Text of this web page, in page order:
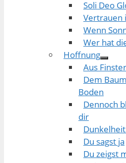
Soli Deo
Vertrauen
Wenn
Wer hat
Hoffnung
Aus
Dem
Boden
Dennoch
dir
Du sagst ja
Du zeigst